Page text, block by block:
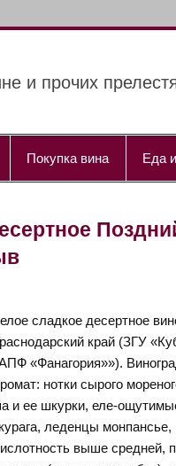
и прочих
Покупка вина Еда
сладкое десертное
край (ЗГУ
«Фанагория»»).
нотки сырого
и ее шкурки, еле-
леденцы
выше средней,